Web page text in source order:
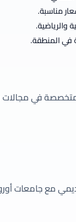
مناسبة.
والرياضية.
في المنطقة.
متخصصة في